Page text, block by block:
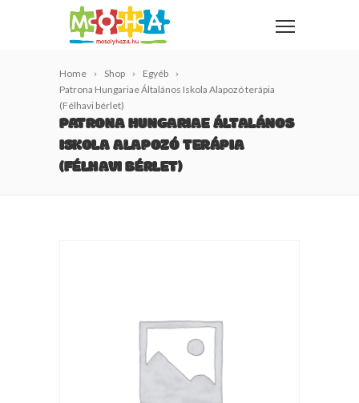
Home Shop
Egyéb
Patrona Hungariae Általános Iskola Alapozó terápia
(Félhavi bérlet)
PATRONA HUNGARIAE ÁLTALÁNOS
ISKOLA ALAPOZÓ TERÁPIA
(FÉLHAVI BÉRLET)